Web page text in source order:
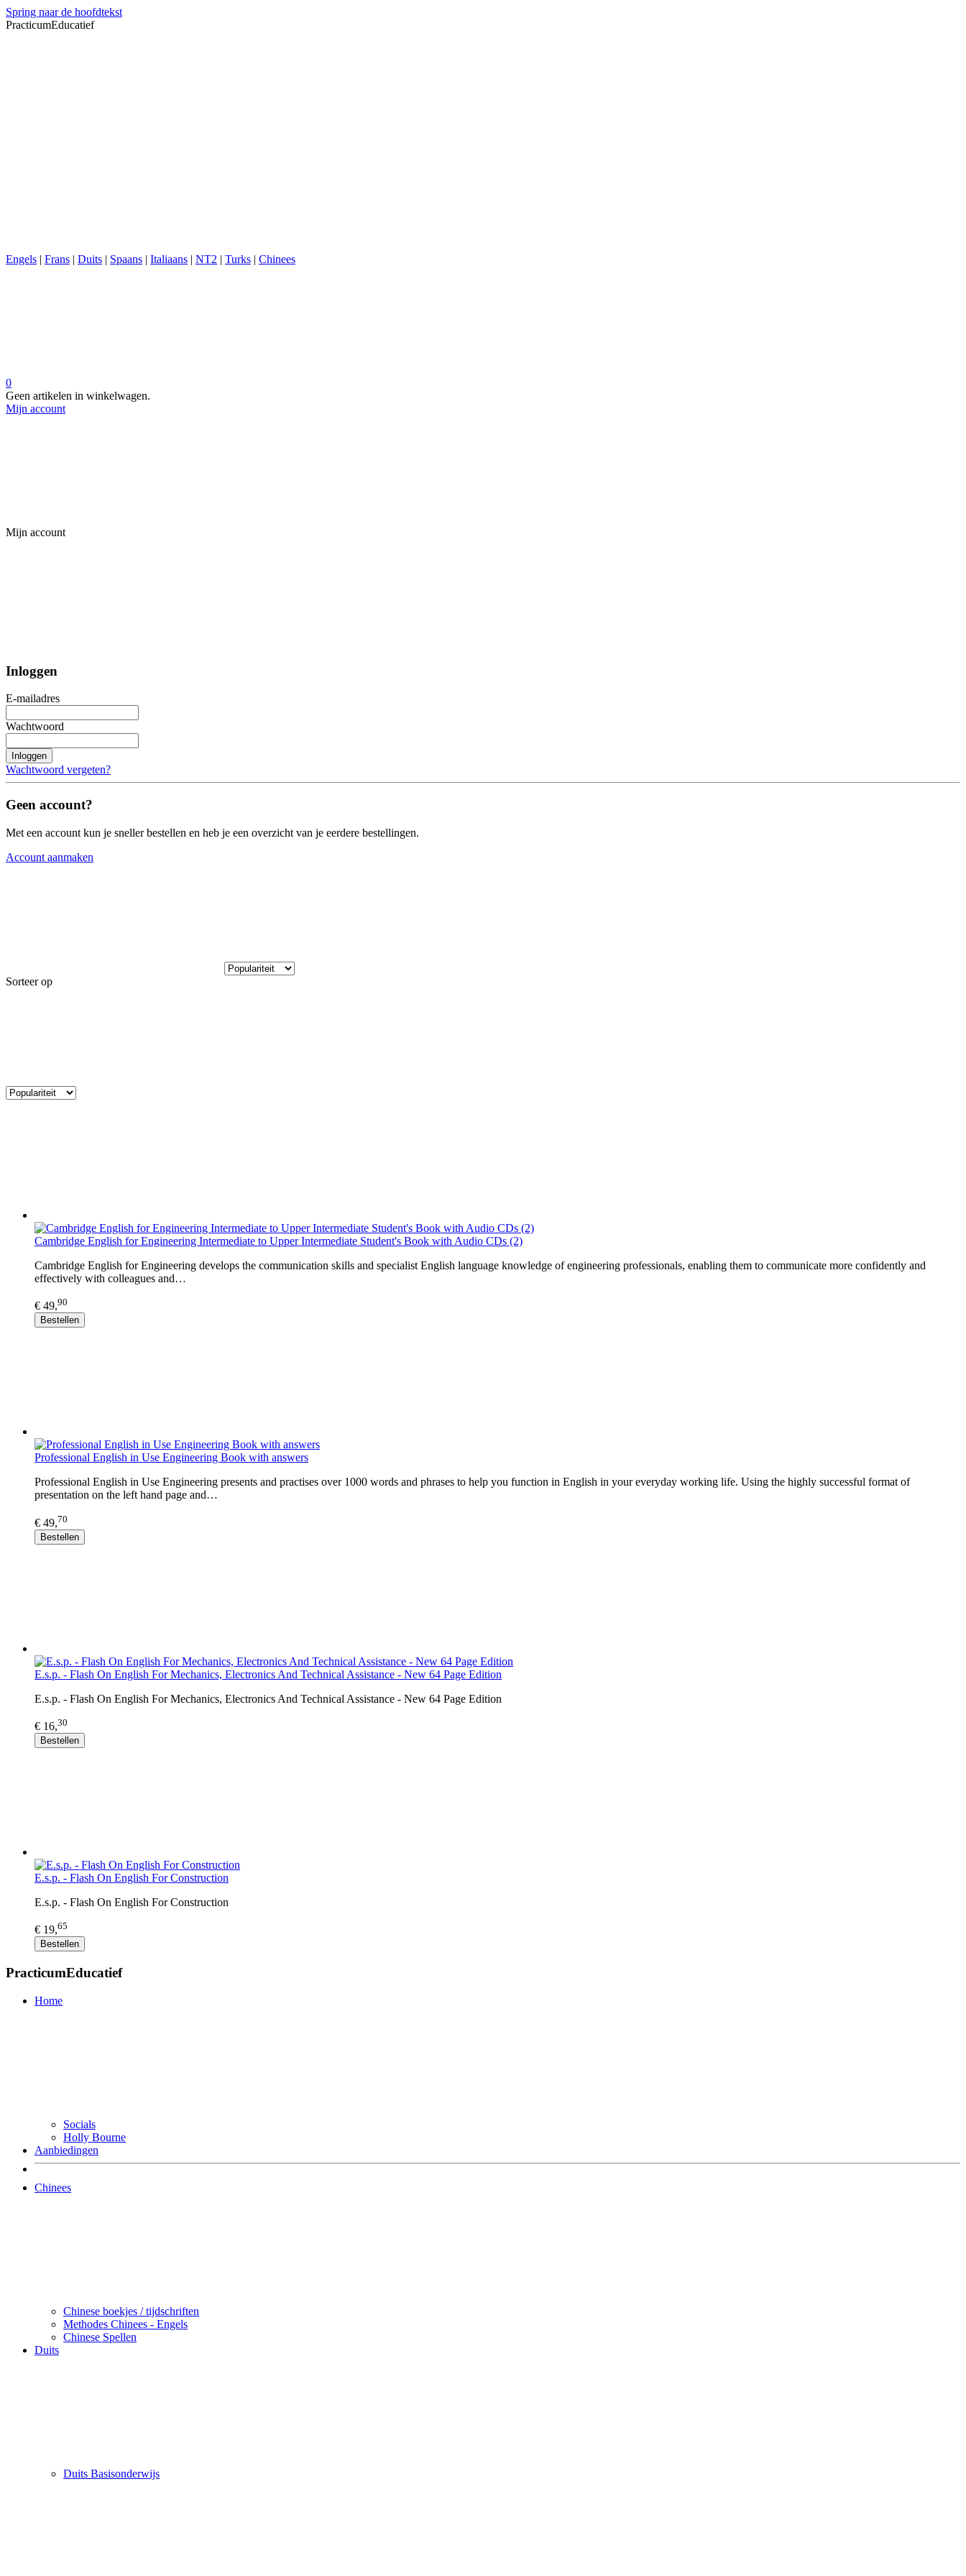
Spring naar de hoofdtekst
PracticumEducatief
Engels | Frans | Duits | Spaans | Italiaans | NT2 | Turks | Chinees
0
Geen artikelen in winkelwagen.
Mijn account
Mijn account
Inloggen
E-mailadres
Wachtwoord
Inloggen
Wachtwoord vergeten?
Geen account?
Met een account kun je sneller bestellen en heb je een overzicht van je eerdere bestellingen.
Account aanmaken
Sorteer op
Cambridge English for Engineering Intermediate to Upper Intermediate Student's Book with Audio CDs (2)
Cambridge English for Engineering develops the communication skills and specialist English language knowledge of engineering professionals, enabling them to communicate more confidently and
effectively with colleagues and…
€ 49,90
Bestellen
Professional English in Use Engineering Book with answers
Professional English in Use Engineering presents and practises over 1000 words and phrases to help you function in English in your everyday working life. Using the highly successful format of
presentation on the left hand page and…
€ 49,70
Bestellen
E.s.p. - Flash On English For Mechanics, Electronics And Technical Assistance - New 64 Page Edition
E.s.p. - Flash On English For Mechanics, Electronics And Technical Assistance - New 64 Page Edition
€ 16,30
Bestellen
E.s.p. - Flash On English For Construction
E.s.p. - Flash On English For Construction
€ 19,65
Bestellen
PracticumEducatief
Home
Socials
Holly Bourne
Aanbiedingen
Chinees
Chinese boekjes / tijdschriften
Methodes Chinees - Engels
Chinese Spellen
Duits
Duits Basisonderwijs